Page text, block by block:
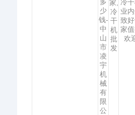
少
钱-
中
山
市
凌
宇
机
械
有
限
公
家,
冷
干
机
批
发
冷
业
致
家
欢